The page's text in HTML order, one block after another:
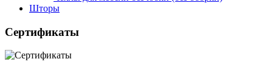
Шторы
Сертификаты